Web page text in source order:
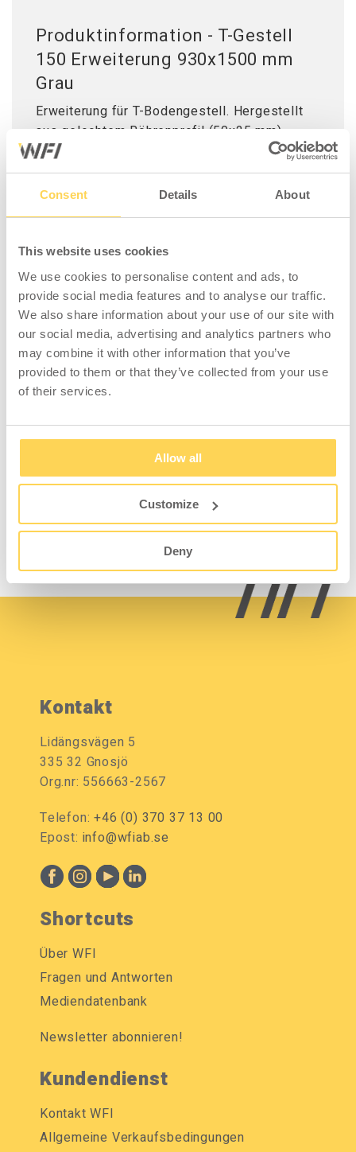
Consent Details About
This website uses cookies
We use cookies to personalise content and ads, to
provide social media features and to analyse our traffic.
We also share information about your use of our site with
our social media, advertising and analytics partners who
may combine it with other information that you’ve
provided to them or that they’ve collected from your use
of their services.
Allow all
Customize
Deny
Produktinformation - T-Gestell
150 Erweiterung 930x1500 mm
Grau
Erweiterung für T-Bodengestell. Hergestellt
aus gelochtem Röhrenprofil (50x25 mm).
Farbe Grau NCS 6502B. Passendes
Zubehörsortiment c/c 900 mm. Maximale
Belastung 150 kg verteiltes Gewicht.
KOMPATIBEL MIT
T-Gestell Einfach 150
Zum Einsehen von
Kontakt
Lidängsvägen 5
335 32 Gnosjö
Org.nr: 556663-2567
Telefon:+46 (0) 370 37 13 00
Epost: info@wfiab.se
Shortcuts
Über WFI
Fragen und Antworten
Mediendatenbank
Newsletter abonnieren!
Kundendienst
Kontakt WFI
Allgemeine Verkaufsbedingungen